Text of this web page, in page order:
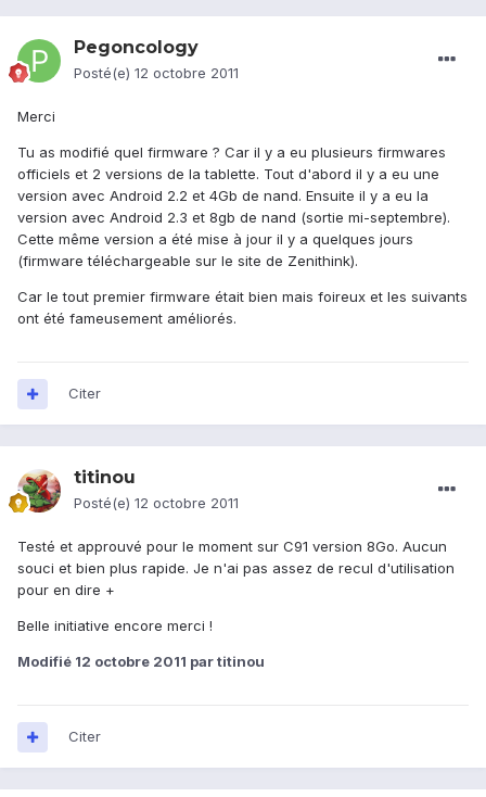
Pegoncology
Posté(e) 12 octobre 2011
Merci
Tu as modifié quel firmware ? Car il y a eu plusieurs firmwares
officiels et 2 versions de la tablette. Tout d'abord il y a eu une
version avec Android 2.2 et 4Gb de nand. Ensuite il y a eu la
version avec Android 2.3 et 8gb de nand (sortie mi-septembre).
Cette même version a été mise à jour il y a quelques jours
(firmware téléchargeable sur le site de Zenithink).
Car le tout premier firmware était bien mais foireux et les suivants
ont été fameusement améliorés.
Citer
titinou
Posté(e) 12 octobre 2011
Testé et approuvé pour le moment sur C91 version 8Go. Aucun
souci et bien plus rapide. Je n'ai pas assez de recul d'utilisation
pour en dire +
Belle initiative encore merci !
Modifié 12 octobre 2011 par titinou
Citer